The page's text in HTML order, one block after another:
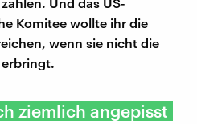
Komitee wollte ihr die
wenn sie nicht die
ziemlich angepisst